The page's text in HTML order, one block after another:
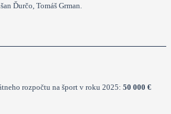
Ďurčo, Tomáš Grman.
rozpočtu na šport v roku 2025: 50 000 €